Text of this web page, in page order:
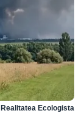
Realitatea Ecologista